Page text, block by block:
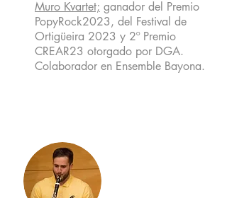
Muro Kvartet; ganador del Premio
PopyRock2023, del Festival de
Ortigüeira 2023 y 2º Premio
CREAR23 otorgado por DGA.
Colaborador en Ensemble Bayona.